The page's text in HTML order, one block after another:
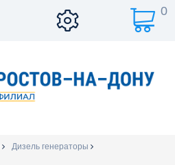
0
Дизель генераторы